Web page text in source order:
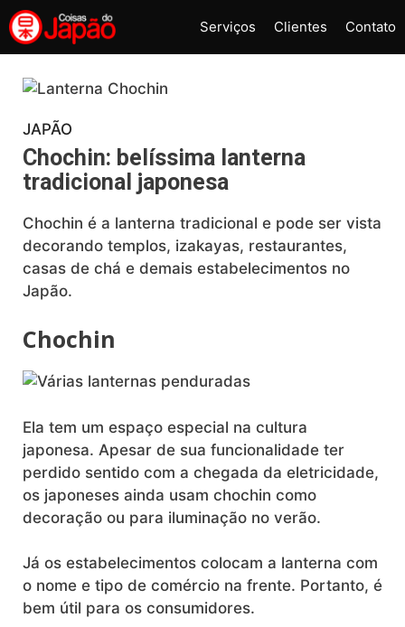
Pular
para
o
conteúdo
Serviços Clientes Contato
JAPÃO
Chochin: belíssima lanterna
tradicional japonesa
Chochin é a lanterna tradicional e pode ser vista
decorando templos, izakayas, restaurantes,
casas de chá e demais estabelecimentos no
Japão.
Chochin
Ela tem um espaço especial na cultura
japonesa. Apesar de sua funcionalidade ter
perdido sentido com a chegada da eletricidade,
os japoneses ainda usam chochin como
decoração ou para iluminação no verão.
Já os estabelecimentos colocam a lanterna com
o nome e tipo de comércio na frente. Portanto, é
bem útil para os consumidores.